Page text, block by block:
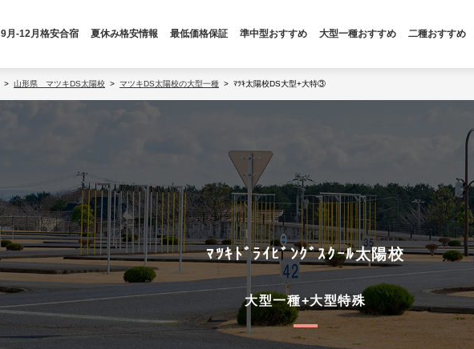
9月-12月格安合宿 夏休み格安情報 最低価格保証 準中型おすすめ 大型一種おすすめ 二種おすすめ
山形県 マツキDS太陽校 マツキDS太陽校の大型一種 ﾏﾂｷ太陽校DS大型+大特③
ﾏﾂｷﾄﾞﾗｲﾋﾞﾝｸﾞｽｸｰﾙ太陽校
大型一種+大型特殊